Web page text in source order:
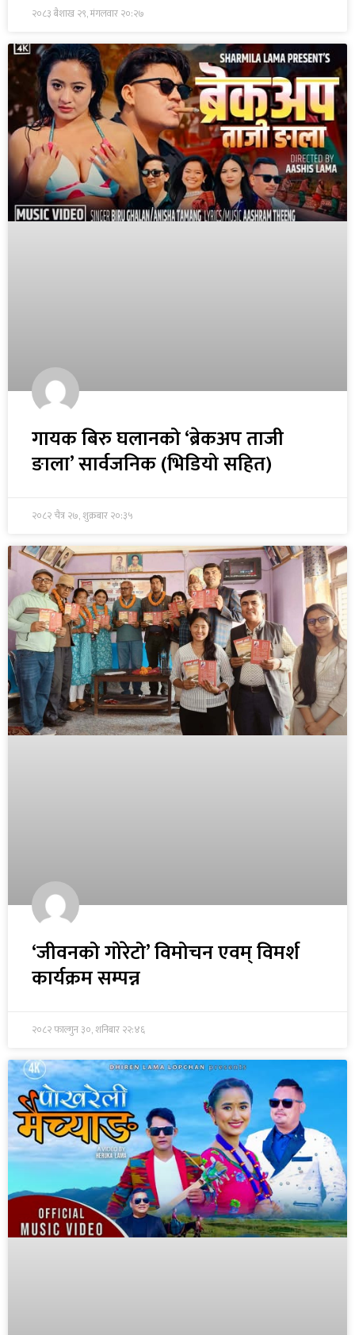
२०८३ बैशाख २९, मंगलवार २०:२७
गायक बिरु घलानको ‘ब्रेकअप ताजी
ङाला’ सार्वजनिक (भिडियो सहित)
२०८२ चैत्र २७, शुक्रबार २०:३५
‘जीवनको गोरेटो’ विमोचन एवम् विमर्श
कार्यक्रम सम्पन्न
२०८२ फाल्गुन ३०, शनिबार २२:४६